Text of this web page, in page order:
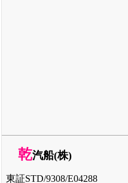
乾汽船(株)
東証STD/9308/E04288